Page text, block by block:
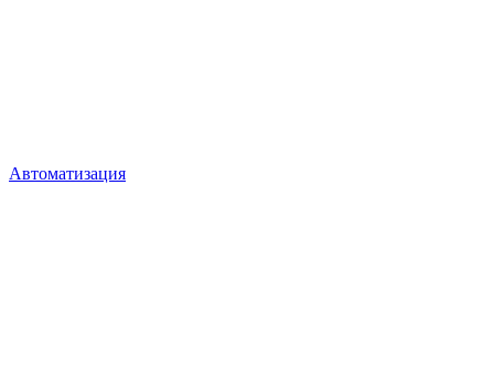
Автоматизация